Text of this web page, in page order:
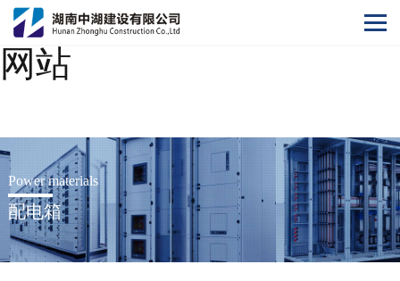
乐鱼玩球app(中国)官方
网站
Power materials
配电箱